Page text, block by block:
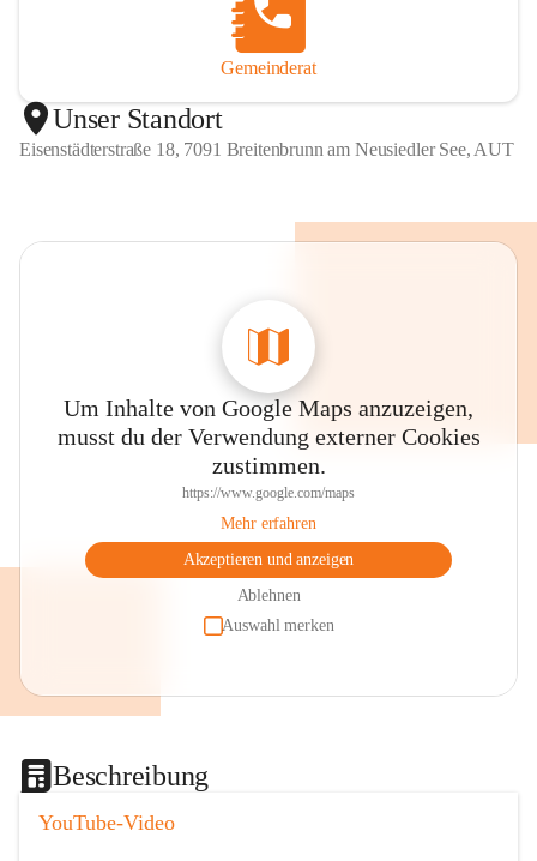
Gemeinderat
Unser Standort
Eisenstädterstraße 18, 7091 Breitenbrunn am Neusiedler See, AUT
Um Inhalte von Google Maps anzuzeigen,
musst du der Verwendung externer Cookies
zustimmen.
https://www.google.com/maps
Mehr erfahren
Akzeptieren und anzeigen
Ablehnen
Auswahl merken
Beschreibung
YouTube-Video